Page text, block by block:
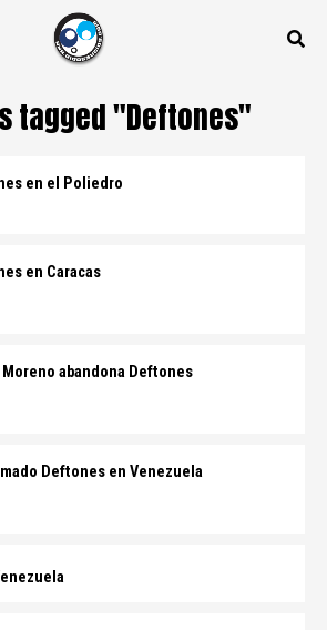
tagged "Deftones"
en el Poliedro
en Caracas
abandona Deftones
Deftones en Venezuela